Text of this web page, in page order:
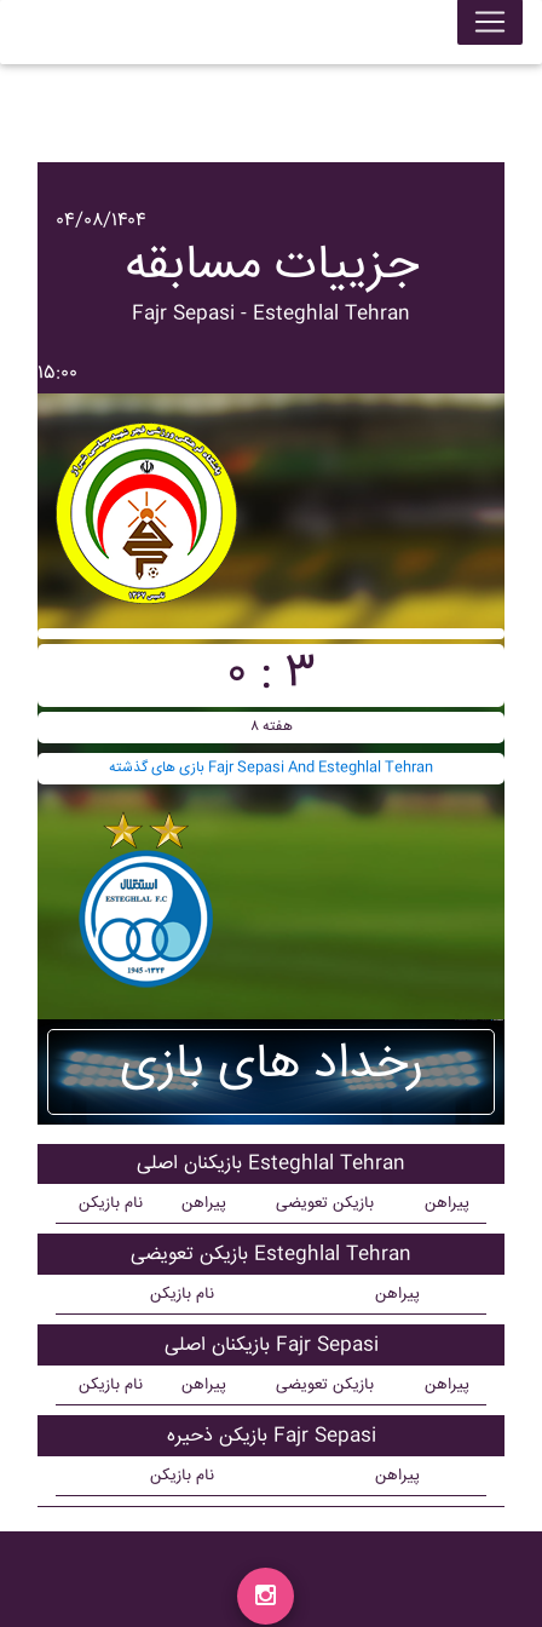
۰۴/۰۸/۱۴۰۴
جزییات مسابقه
Fajr Sepasi - Esteghlal Tehran
۱۵:۰۰
۰ : ۳
هفته ۸
بازی های گذشته Fajr Sepasi And Esteghlal Tehran
رخداد های بازی
بازیکنان اصلی Esteghlal Tehran
نام بازیکن پیراهن بازیکن تعویضی پیراهن
بازیکن تعویضی Esteghlal Tehran
نام بازیکن پیراهن
بازیکنان اصلی Fajr Sepasi
نام بازیکن پیراهن بازیکن تعویضی پیراهن
بازیکن ذحیره Fajr Sepasi
نام بازیکن پیراهن